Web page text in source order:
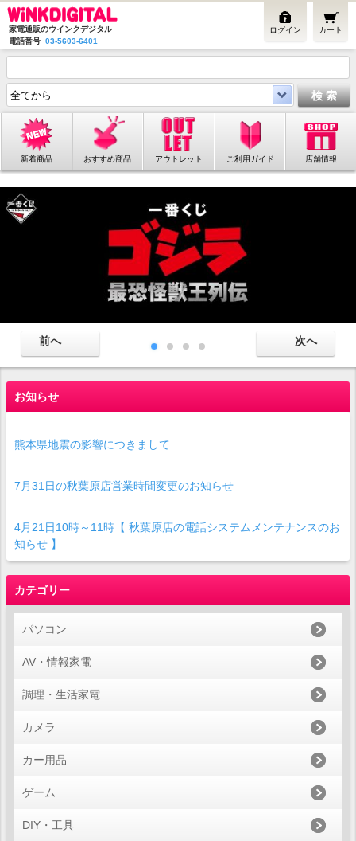
家電通販のウインクデジタル
電話番号 03-5603-6401
カート
ログイン
新着商品 おすすめ商品 アウトレット ご利用ガイド 店舗情報
お知らせ
熊本県地震の影響につきまして
7月31日の秋葉原店営業時間変更のお知らせ
4月21日10時～11時【 秋葉原店の電話システムメンテナンスのお
知らせ 】
カテゴリー
パソコン
AV・情報家電
調理・生活家電
カメラ
カー用品
ゲーム
DIY・工具